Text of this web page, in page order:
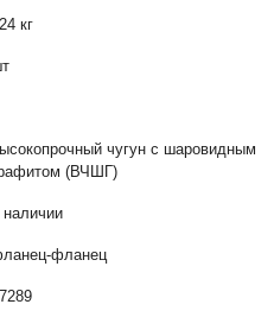
кг
чугун с шаровидным
(ВЧШГ)
наличии
фланец